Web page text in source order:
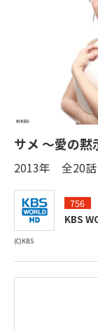
サメ 〜愛の黙
2013年 全20話
756
KBS
(C)KBS